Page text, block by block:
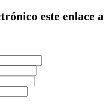
este enlace a